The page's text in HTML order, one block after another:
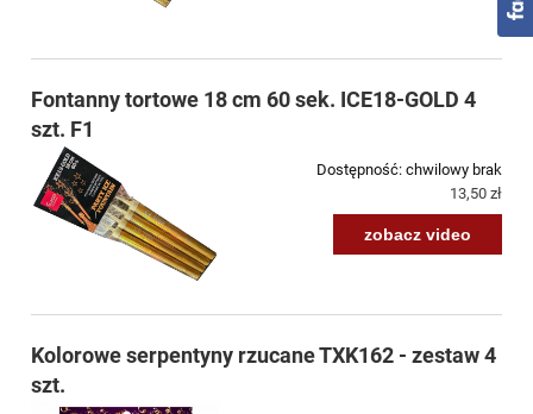
Fontanny tortowe 18 cm 60 sek. ICE18-GOLD 4
szt. F1
Dostępność: chwilowy brak
13,50 zł
zobacz video
Kolorowe serpentyny rzucane TXK162 - zestaw 4
szt.